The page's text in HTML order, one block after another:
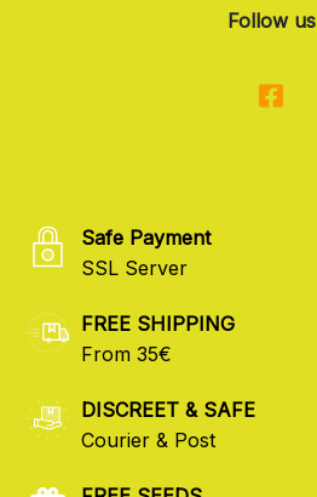
Follow us
Safe Payment
SSL Server
FREE SHIPPING
From 35€
DISCREET & SAFE
Courier & Post